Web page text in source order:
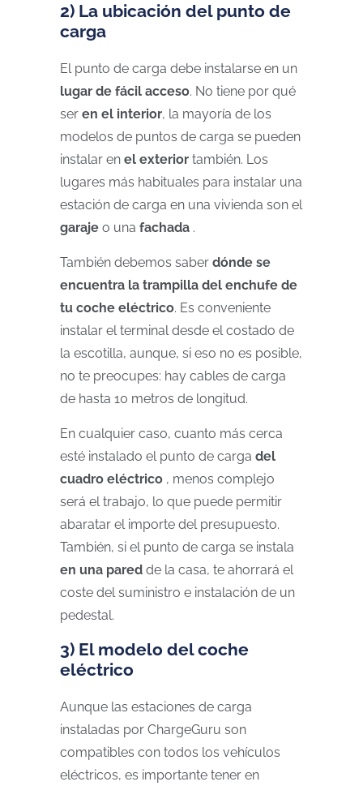
2) La ubicación del punto de
carga
El punto de carga debe instalarse en un
lugar de fácil acceso. No tiene por qué
ser en el interior, la mayoría de los
modelos de puntos de carga se pueden
instalar en el exterior también. Los
lugares más habituales para instalar una
estación de carga en una vivienda son el
garaje o una fachada .
También debemos saber dónde se
encuentra la trampilla del enchufe de
tu coche eléctrico. Es conveniente
instalar el terminal desde el costado de
la escotilla, aunque, si eso no es posible,
no te preocupes: hay cables de carga
de hasta 10 metros de longitud.
En cualquier caso, cuanto más cerca
esté instalado el punto de carga del
cuadro eléctrico , menos complejo
será el trabajo, lo que puede permitir
abaratar el importe del presupuesto.
También, si el punto de carga se instala
en una pared de la casa, te ahorrará el
coste del suministro e instalación de un
pedestal.
3) El modelo del coche
eléctrico
Aunque las estaciones de carga
instaladas por ChargeGuru son
compatibles con todos los vehículos
eléctricos, es importante tener en